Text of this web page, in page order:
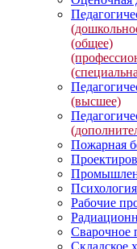
(общее)
(высшее)
Пожарная
Психология
Рабочие
Сварочное
Складское